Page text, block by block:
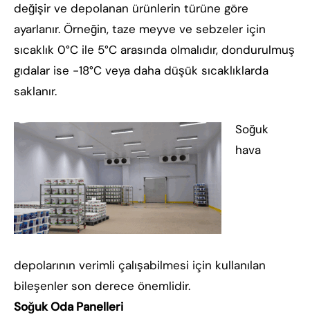
değişir ve depolanan ürünlerin türüne göre
ayarlanır. Örneğin, taze meyve ve sebzeler için
sıcaklık 0°C ile 5°C arasında olmalıdır, dondurulmuş
gıdalar ise -18°C veya daha düşük sıcaklıklarda
saklanır.
Soğuk
hava
depolarının verimli çalışabilmesi için kullanılan
bileşenler son derece önemlidir.
Soğuk Oda Panelleri